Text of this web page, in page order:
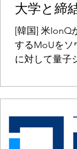
大学と締
て量子シ
引き続き
[韓国] 米IonQ
するMoUをソ
に対して量子